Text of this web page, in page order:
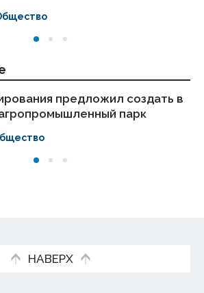
предложил создать в
парк
НАВЕРХ